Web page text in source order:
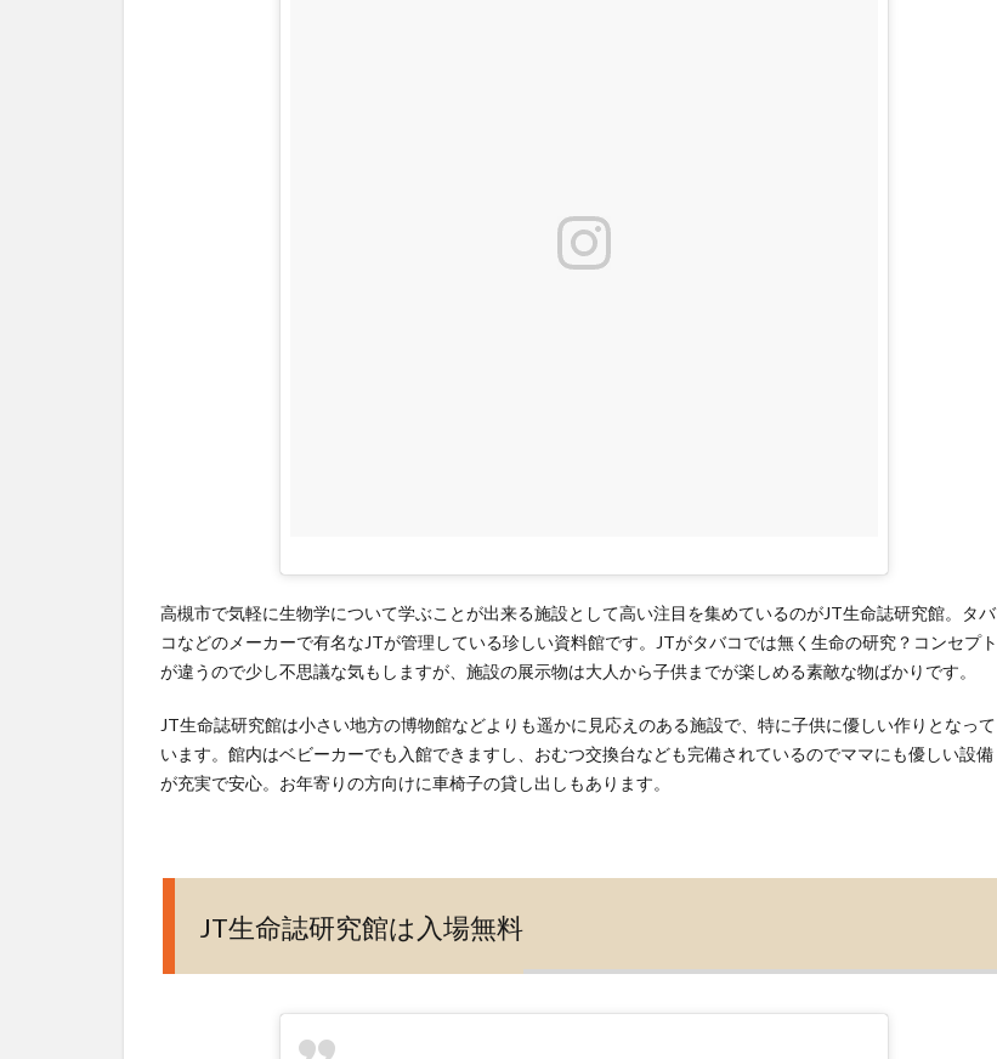
働
き
を
ぶ
細
胞
高槻市で気軽に生物学について学ぶことが出来る施設として高い注目を集めているのがJT生命誌研究館。タバ
コなどのメーカーで有名なJTが管理している珍しい資料館です。JTがタバコでは無く生命の研究？コンセプト
が違うので少し不思議な気もしますが、施設の展示物は大人から子供までが楽しめる素敵な物ばかりです。
JT生命誌研究館は小さい地方の博物館などよりも遥かに見応えのある施設で、特に子供に優しい作りとなって
います。館内はベビーカーでも入館できますし、おむつ交換台なども完備されているのでママにも優しい設備
が充実で安心。お年寄りの方向けに車椅子の貸し出しもあります。
JT生命誌研究館は入場無料